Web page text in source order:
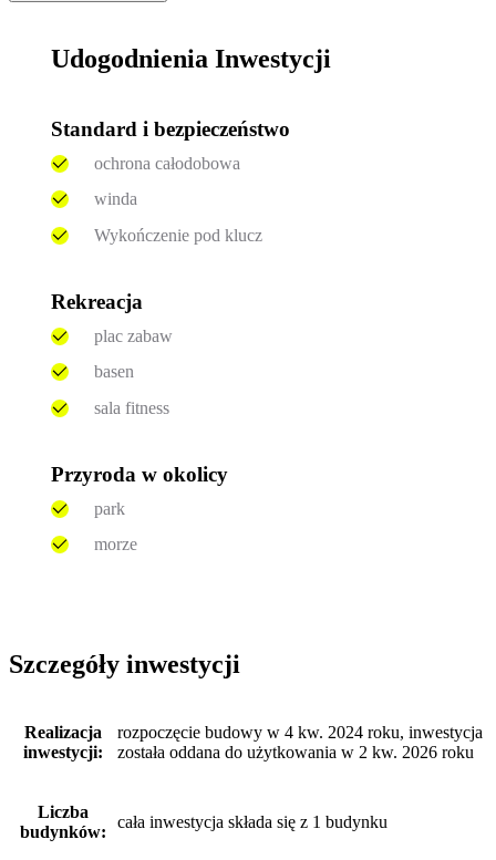
Udogodnienia Inwestycji
Standard i bezpieczeństwo
ochrona całodobowa
winda
Wykończenie pod klucz
Rekreacja
plac zabaw
basen
sala fitness
Przyroda w okolicy
park
morze
Szczegóły inwestycji
Realizacja
inwestycji:
rozpoczęcie budowy w 4 kw. 2024 roku, inwestycja
została oddana do użytkowania w 2 kw. 2026 roku
Liczba
budynków:
cała inwestycja składa się z 1 budynku